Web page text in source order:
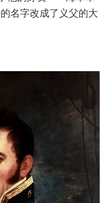
名字改成了义父的大